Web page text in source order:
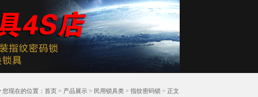
您现在的位置： 首页> 产品展示> 民用锁具类> 指纹密码锁 > 正文